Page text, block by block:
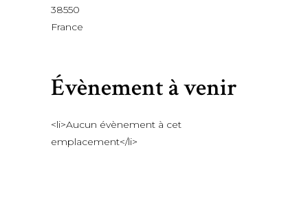
38550
France
Évènement à venir
<li>Aucun évènement à cet
emplacement</li>